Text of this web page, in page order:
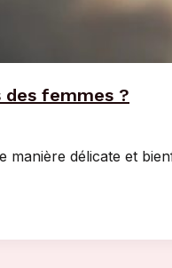
des femmes ?
manière délicate et